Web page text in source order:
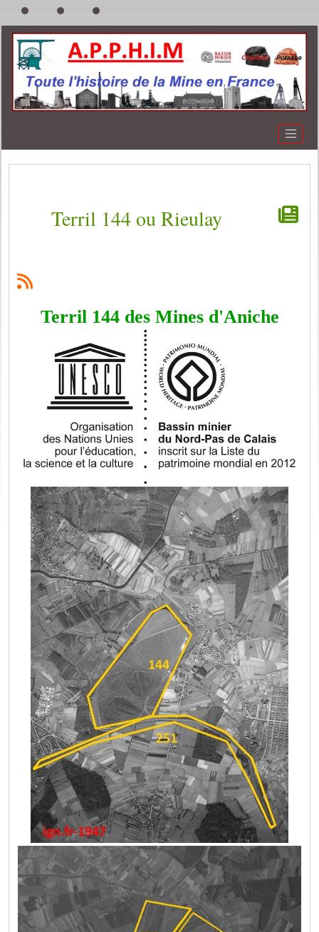
Terril 144 ou Rieulay
Terril 144 des Mines d'Aniche